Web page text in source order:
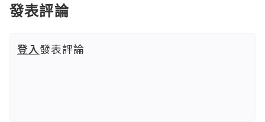
發表評論
登入發表評論